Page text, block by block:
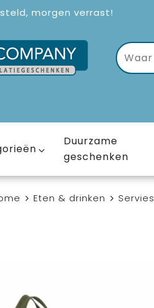
morgen verrast!
reviews(4,6/5)
Duurzame
geschenken
Eten & drinken Servies